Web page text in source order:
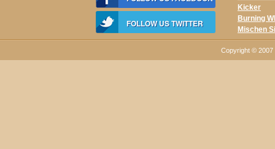
FOLLOW US TWITTER
Kicker
Burning
Mischen
Copyright © 2007